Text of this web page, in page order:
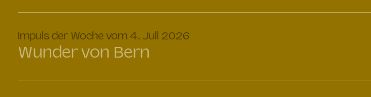
Impuls der Woche vom 4. Juli 2026
Wunder von Bern